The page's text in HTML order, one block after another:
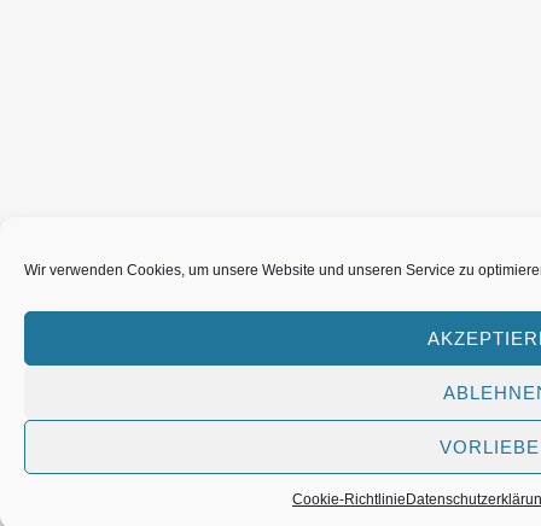
Wir verwenden Cookies, um unsere Website und unseren Service zu
Cookie-Richtlinie